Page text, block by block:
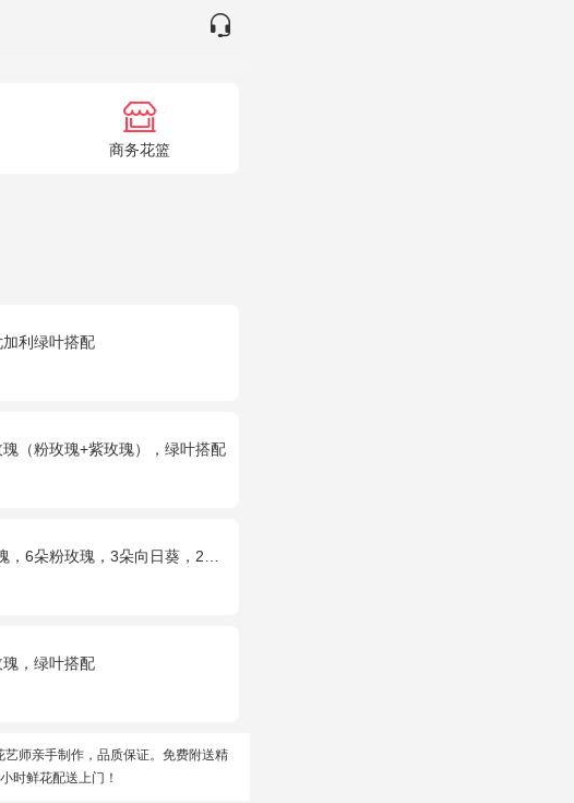
商务花篮
利绿叶搭配
（粉玫瑰+紫玫瑰），绿叶搭配
瑰，3朵向日葵，2枝多头白百合，1枝多头粉百合，绿叶
，绿叶搭配
师亲手制作，品质保证。免费附送精
时鲜花配送上门！